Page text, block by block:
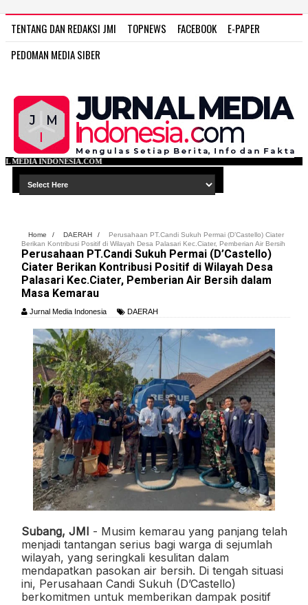
TENTANG DAN REDAKSI JMI TOPNEWS FACEBOOK
E-PAPER
PEDOMAN MEDIA SIBER
Home / DAERAH /
Perusahaan PT.Candi Sukuh Permai (D’Castello) Ciater
Berikan Kontribusi Positif di Wilayah Desa Palasari Kec.Ciater, Pemberian Air Bersih
dalam Masa Kemarau
Perusahaan PT.Candi Sukuh Permai (D’Castello)
Ciater Berikan Kontribusi Positif di Wilayah Desa
Palasari Kec.Ciater, Pemberian Air Bersih dalam
Masa Kemarau
Jurnal Media Indonesia DAERAH
Subang, JMI - Musim kemarau yang panjang telah
menjadi tantangan serius bagi warga di sejumlah
wilayah, yang seringkali kesulitan dalam
mendapatkan pasokan air bersih. Di tengah situasi
ini, Perusahaan Candi Sukuh (D’Castello)
berkomitmen untuk memberikan dampak positif